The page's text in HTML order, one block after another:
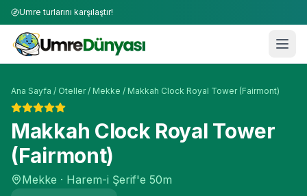
Umre turlarını karşılaştır!
Ana Sayfa / Oteller/ Mekke / Makkah Clock Royal Tower (Fairmont)
Makkah Clock Royal Tower
(Fairmont)
Mekke · Harem-i Şerif'e 50m